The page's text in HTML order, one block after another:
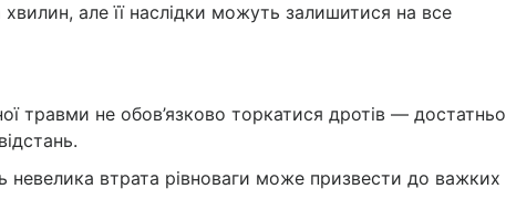
але її наслідки можуть залишитися на все
травми не обов’язково торкатися дротів — достатньо
невелика втрата рівноваги може призвести до важких